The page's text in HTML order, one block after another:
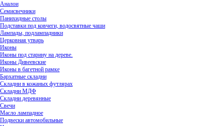
Аналои
Семисвечники
Панихидные столы
Подставки под ковчеги, водосвятные чаши
Лампады, подлампадники
Церковная утварь
Иконы
Иконы под старину на дереве.
Иконы Дивеевские
Иконы в багетной рамке
Бархатные складни
Складни в кожаных футлярах
Складни МДФ
Складни деревянные
Свечи
Масло лампадное
Подвески автомобильные